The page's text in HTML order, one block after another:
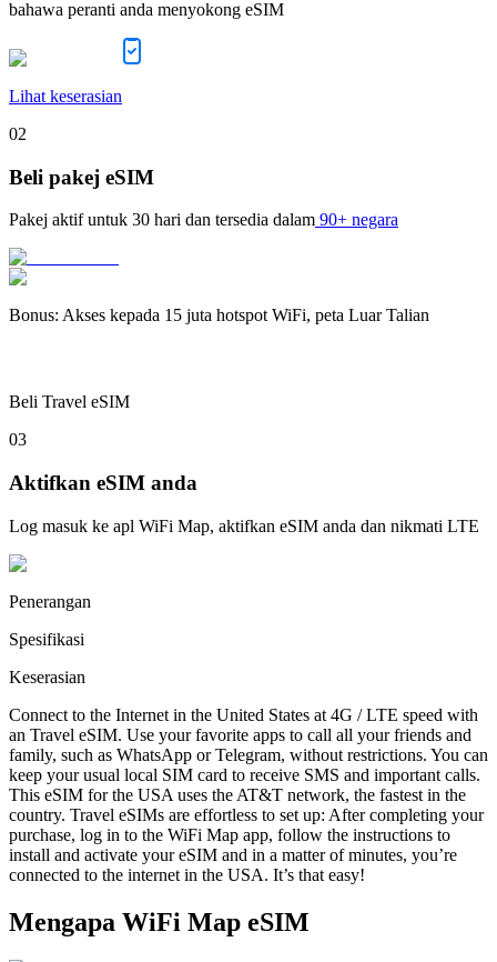
bahawa peranti anda menyokong eSIM
Lihat keserasian
02
Beli pakej eSIM
Pakej aktif untuk 30 hari dan tersedia dalam 90+ negara
Bonus: Akses kepada 15 juta hotspot WiFi, peta Luar Talian
Beli Travel eSIM
03
Aktifkan eSIM anda
Log masuk ke apl WiFi Map, aktifkan eSIM anda dan nikmati LTE
Penerangan
Spesifikasi
Keserasian
Connect to the Internet in the United States at 4G / LTE speed with
an Travel eSIM. Use your favorite apps to call all your friends and
family, such as WhatsApp or Telegram, without restrictions. You can
keep your usual local SIM card to receive SMS and important calls.
This eSIM for the USA uses the AT&T network, the fastest in the
country. Travel eSIMs are effortless to set up: After completing your
purchase, log in to the WiFi Map app, follow the instructions to
install and activate your eSIM and in a matter of minutes, you’re
connected to the internet in the USA. It’s that easy!
Mengapa WiFi Map eSIM